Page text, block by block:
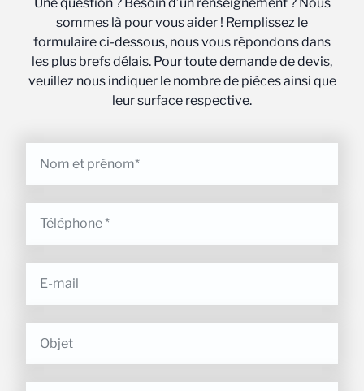
sommes là pour vous aider ! Remplissez le
formulaire ci-dessous, nous vous répondons dans
les plus brefs délais. Pour toute demande de devis,
veuillez nous indiquer le nombre de pièces ainsi que
leur surface respective.